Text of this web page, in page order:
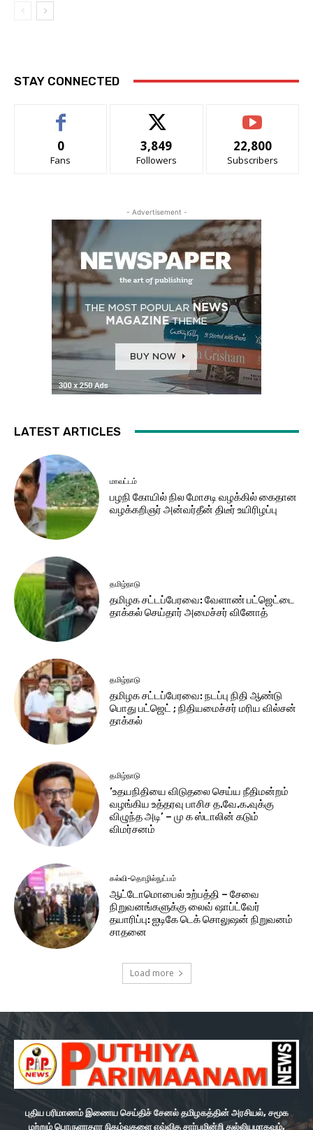
STAY CONNECTED
0
Fans
3,849
Followers
22,800
Subscribers
- Advertisement -
LATEST ARTICLES
மாவட்டம்
பழநி கோயில் நில மோசடி வழக்கில் கைதான
வழக்கறிஞர் அன்வர்தீன் திடீர் உயிரிழப்பு
தமிழ்நாடு
தமிழக சட்​டப்​பேர​வை: வேளாண் பட்​ஜெட்டை
தாக்கல் செய்தார் அமைச்சர் வினோத்
தமிழ்நாடு
தமிழக சட்டப்பேரவை: நடப்பு நிதி ஆண்​டு
பொது பட்ஜெட் ; நிதியமைச்சர் மரிய வில்சன்
தாக்​கல்
தமிழ்நாடு
‘உதயநிதியை விடுதலை செய்ய நீதிமன்றம்
வழங்கிய உத்தரவு பாசிச த.வே.க.வுக்கு
விழுந்த அடி’ – மு க ஸ்டாலின் கடும்
விமர்சனம்
கல்வி-தொழில்நுட்பம்
ஆட்டோமொபைல் உற்பத்தி – சேவை
நிறுவனங்களுக்கு லைவ் ஷாப்ட்வேர்
தயாரிப்பு: ஐடிகே டெக் சொலுஷன் நிறுவனம்
சாதனை
Load more
புதிய பரிமாணம் இணைய செய்திச் சேனல் தமிழகத்தின் அரசியல், சமூக
மற்றும் பொருளாதார நிகழ்வுகளை எவ்வித சார்புமின்றி துல்லியமாகவும்,